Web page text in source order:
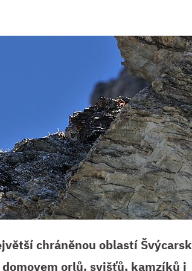
chráněnou oblastí
orlů, svišťů, kamzíků i